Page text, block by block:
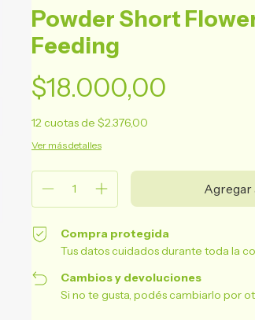
Powder Short
Feeding
$18.000,00
12cuotas de $2.376,00
Ver más detalles
Compra protegida
Tus datos cuidados durante toda la
Cambios y devoluciones
Si no te gusta, podés cambiarlo por